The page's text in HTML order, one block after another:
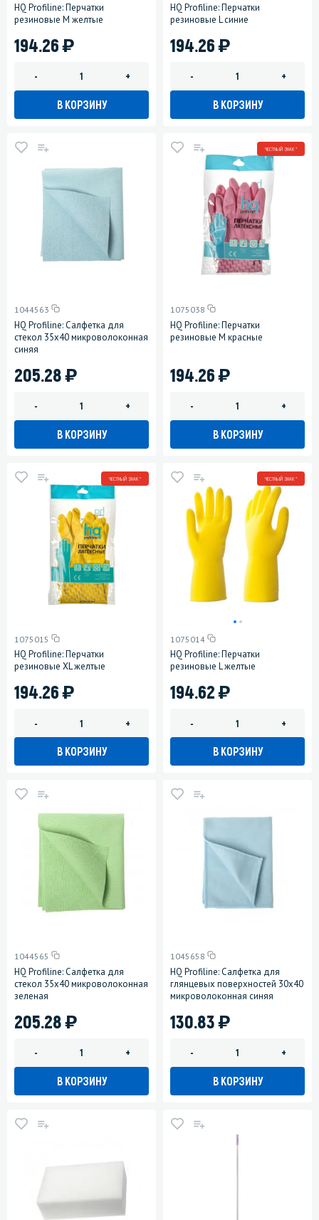
HQ Profiline: Перчатки
резиновые M желтые
194.26)
- +
В КОРЗИНУ
HQ Profiline: Перчатки
резиновые L синие
194.26)
- +
В КОРЗИНУ
1044563
HQ Profiline: Салфетка для
стекол 35х40 микроволоконная
синяя
205.28)
- +
В КОРЗИНУ
ЧЕСТНЫЙ ЗНАК *
1075038
HQ Profiline: Перчатки
резиновые M красные
194.26)
- +
В КОРЗИНУ
ЧЕСТНЫЙ ЗНАК *
1075015
HQ Profiline: Перчатки
резиновые XL желтые
194.26)
- +
В КОРЗИНУ
ЧЕСТНЫЙ ЗНАК *
1075014
HQ Profiline: Перчатки
резиновые L желтые
194.62)
- +
В КОРЗИНУ
1044565
HQ Profiline: Салфетка для
стекол 35х40 микроволоконная
зеленая
205.28)
- +
В КОРЗИНУ
1045658
HQ Profiline: Салфетка для
глянцевых поверхностей 30х40
микроволоконная синяя
130.83)
- +
В КОРЗИНУ